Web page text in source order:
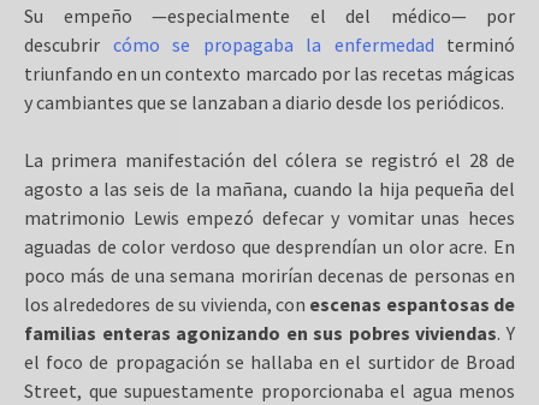
Su empeño —especialmente el del médico— por
descubrir cómo se propagaba la enfermedad terminó
triunfando en un contexto marcado por las recetas mágicas
y cambiantes que se lanzaban a diario desde los periódicos.
La primera manifestación del cólera se registró el 28 de
agosto a las seis de la mañana, cuando la hija pequeña del
matrimonio Lewis empezó defecar y vomitar unas heces
aguadas de color verdoso que desprendían un olor acre. En
poco más de una semana morirían decenas de personas en
los alrededores de su vivienda, con escenas espantosas de
familias enteras agonizando en sus pobres viviendas. Y
el foco de propagación se hallaba en el surtidor de Broad
Street, que supuestamente proporcionaba el agua menos